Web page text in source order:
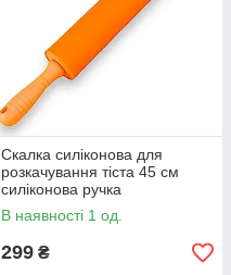
Скалка силіконова для
розкачування тіста 45 см
силіконова ручка
помаранчевий
В наявності 1 од.
299 ₴